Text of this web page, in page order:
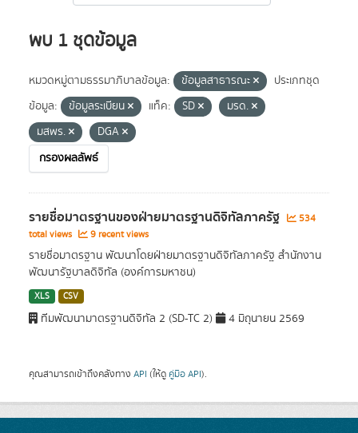
พบ 1 ชุดข้อมูล
หมวดหมู่ตามธรรมาภิบาลข้อมูล: ข้อมูลสาธารณะ
ประเภทชุด
ข้อมูล:
ข้อมูลระเบียน แท็ค: SD
มรด.
มสพร.
DGA
กรองผลลัพธ์
รายชื่อมาตรฐานของฝ่ายมาตรฐานดิจิทัลภาครัฐ
534
total views
9 recent views
รายชื่อมาตรฐาน พัฒนาโดยฝ่ายมาตรฐานดิจิทัลภาครัฐ สำนักงาน
พัฒนารัฐบาลดิจิทัล (องค์การมหาชน)
XLS CSV
ทีมพัฒนามาตรฐานดิจิทัล 2 (SD-TC 2) 4 มิถุนายน 2569
คุณสามารถเข้าถึงคลังทาง API (ให้ดู คู่มือ API).